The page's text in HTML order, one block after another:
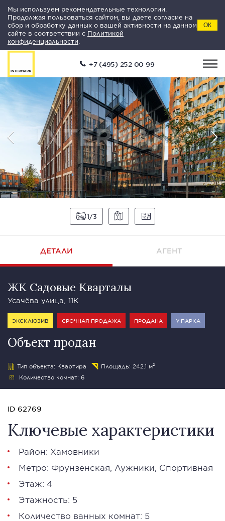
Мы используем рекомендательные технологии.
Продолжая пользоваться сайтом, вы даете согласие на
сбор и обработку данных о вашей активности на данном
сайте в соответствии с Политикой
конфиденциальности
ОК
+7 (495) 252 00 99
1 3
ДЕТАЛИ АГЕНТ
ЖК Садовые Кварталы
Усачёва улица, 11К
ЭКСКЛЮЗИВ СРОЧНАЯ ПРОДАЖА ПРОДАНА У ПАРКА
Объект продан
Тип объекта: Квартира
Площадь: 242.1 м²
Количество комнат: 6
ID 62769
Ключевые характеристики
Район: Хамовники
Метро: Фрунзенская Лужники Спортивная
Этаж: 4
Этажность: 5
Количество ванных комнат: 5